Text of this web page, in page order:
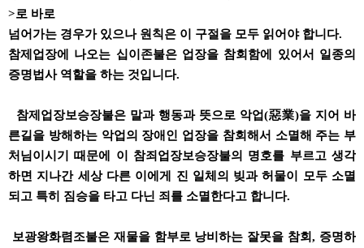
>로 바로
넘어가는 경우가 있으나 원칙은 이 구절을 모두 읽어야 합니다.
참제업장에 나오는 십이존불은 업장을 참회함에 있어서 일종의
증명법사 역할을 하는 것입니다.
참제업장보승장불은 말과 행동과 뜻으로 악업(惡業)을 지어 바
른길을 방해하는 악업의 장애인 업장을 참회해서 소멸해 주는 부
처님이시기 때문에 이 참죄업장보승장불의 명호를 부르고 생각
하면 지나간 세상 다른 이에게 진 일체의 빚과 허물이 모두 소멸
되고 특히 짐승을 타고 다닌 죄를 소멸한다고 합니다.
보광왕화렴조불은 재물을 함부로 낭비하는 잘못을 참회, 증명하